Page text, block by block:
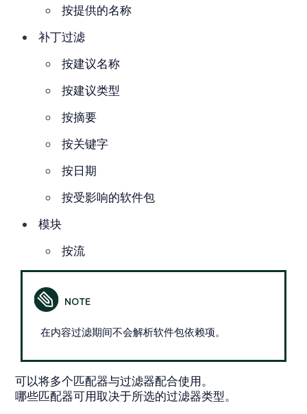
按提供的名称
补丁过滤
按建议名称
按建议类型
按摘要
按关键字
按日期
按受影响的软件包
模块
按流
在内容过滤期间不会解析软件包依赖项。
可以将多个匹配器与过滤器配合使用。
哪些匹配器可用取决于所选的过滤器类型。